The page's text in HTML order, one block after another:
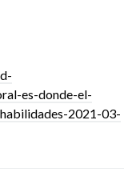
es-donde-el-
2021-03-